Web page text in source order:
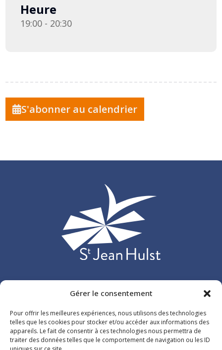
Gérer le consentement
Pour offrir les meilleures expériences, nous utilisons des technologies
telles que les cookies pour stocker et/ou accéder aux informations des
appareils. Le fait de consentir à ces technologies nous permettra de
traiter des données telles que le comportement de navigation ou les ID
Heure
19:00 - 20:30
S'abonner au calendrier
Etablissement d’enseignement privé catholique situé à Versailles
l’école maternelle au lycée.
26 rue du Maréchal de Lattre de Tassigny